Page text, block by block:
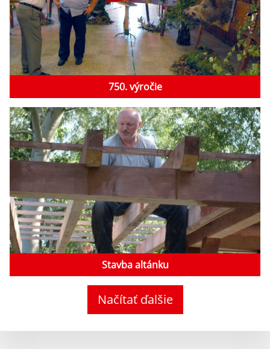
750. výročie
Stavba altánku
Načítať ďalšie